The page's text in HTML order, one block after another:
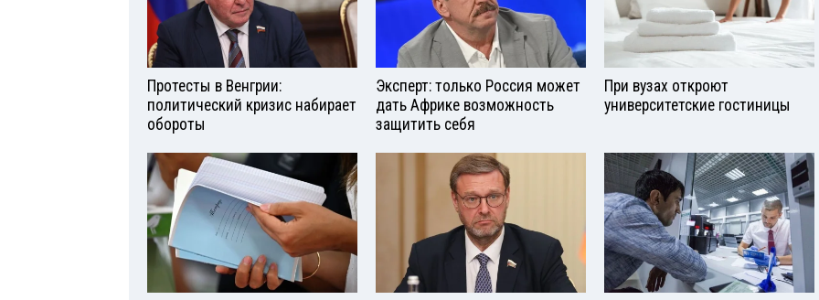
Протесты в Венгрии:
политический кризис набирает
обороты
Эксперт: только Россия может
дать Африке возможность
защитить себя
При вузах откроют
университетские гостиницы